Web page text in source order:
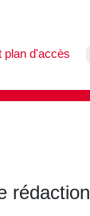
plan d'accès
rédaction